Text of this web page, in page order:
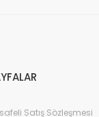
Satış Sözleşmesi